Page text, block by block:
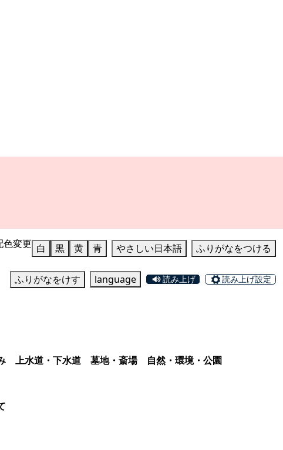
色変更 白 黒 黄 青 やさしい日本語 ふりがなをつける
ふりがなをけす language 読み上げ 読み上げ設定
上水道・下水道 墓地・斎場
自然・環境・公園